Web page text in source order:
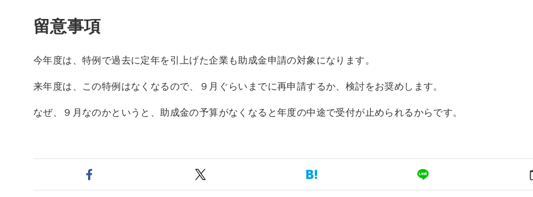
留意事項
今年度は、特例で過去に定年を引上げた企業も助成金申請の対象になります。
来年度は、この特例はなくなるので、９月ぐらいまでに再申請するか、検討をお奨めします。
なぜ、９月なのかというと、助成金の予算がなくなると年度の中途で受付が止められるからです。